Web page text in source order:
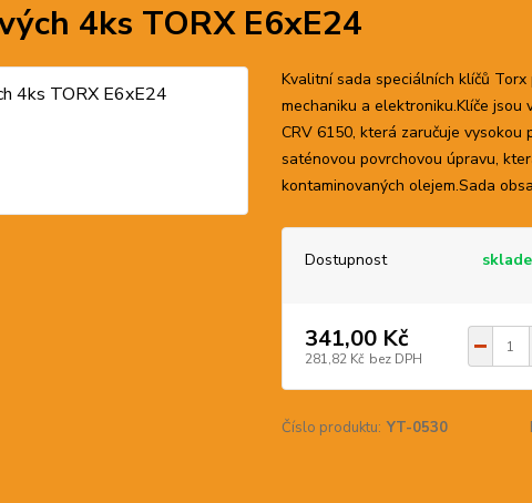
4ks TORX E6xE24
Kvalitní sada speciálních klíčů
mechaniku a elektroniku.Klíče
CRV 6150, která zaručuje
saténovou povrchovou úpravu,
kontaminovaných olejem.Sada
Dostupnost
341,00 Kč
281,82 Kč bez DPH
Číslo produktu: YT-0530